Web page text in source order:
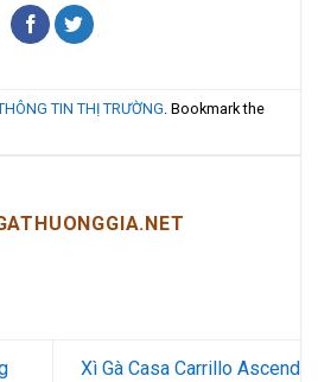
TIN THỊ TRƯỜNG. Bookmark the
Xì Gà Casa Carrillo Ascend